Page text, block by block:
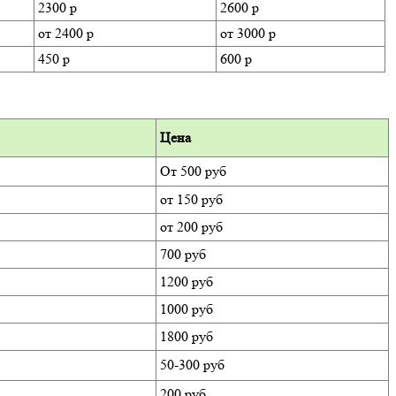
2300 р
2600 р
от 2400 р
от 3000 р
450 р
600 р
Цена
От 500 руб
от 150 руб
от 200 руб
700 руб
1200 руб
1000 руб
1800 руб
50-300 руб